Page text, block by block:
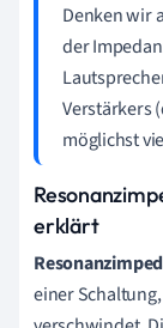
Denken wir
der
Verstärkers
möglichst
erklärt
einer